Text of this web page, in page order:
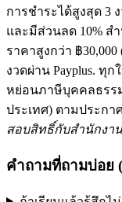
การชำระได้สูงสุด 3
และมีส่วนลด 10% ส
ราคาสูงกว่า ฿30,000
งวดผ่าน Payplus. ทุ
หย่อนภาษีบุคคลธรร
ประเทศ) ตามประก
สอบสิทธิ์กับสำนักงา
คำถามที่ถามบ่อย